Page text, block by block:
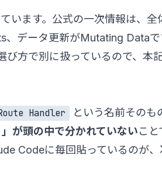
います。公式の一次情報は、全
、データ更新がMutating Data
び方で別に扱っているので、本
Handler
という名前そのも
が頭の中で分かれていないこと
Codeに毎回貼っているのが、